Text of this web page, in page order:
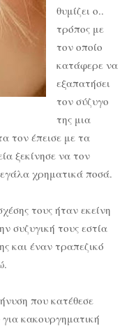
θυμίζει ο..
τρόπος με
τον οποίο
κατάφερε να
εξαπατήσει
τον σύζυγο
της μια
τον έπεισε με τα
ξεκίνησε να τον
χρηματικά ποσά.
τους ήταν εκείνη
συζυγική τους εστία
και έναν τραπεζικό
που κατέθεσε
κακουργηματική